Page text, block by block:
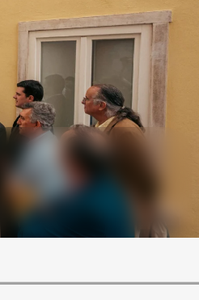
SOCIEDADE
FALECEU PAULA ALMEIDA,
HOSPITAL DE VISEU
Julho 27, 2026 . 11:00